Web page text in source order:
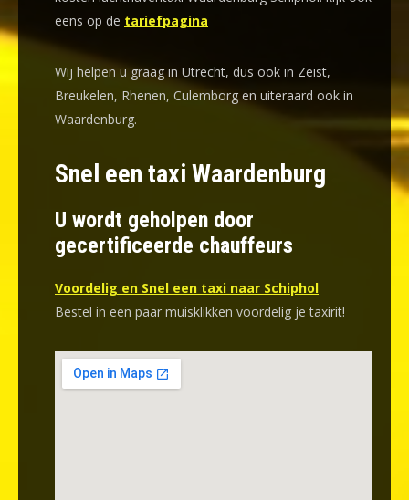
eens op de tariefpagina
Wij helpen u graag in Utrecht, dus ook in Zeist,
Breukelen, Rhenen, Culemborg en uiteraard ook in
Waardenburg.
Snel een taxi Waardenburg
U wordt geholpen door
gecertificeerde chauffeurs
Voordelig en Snel een taxi naar Schiphol
Bestel in een paar muisklikken voordelig je taxirit!